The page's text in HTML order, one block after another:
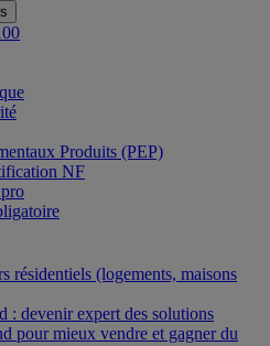
Produits (PEP)
NF
résidentiels (logements, maisons
: devenir expert des solutions
pour mieux vendre et gagner du